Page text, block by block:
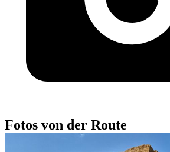
Fotos von der Route